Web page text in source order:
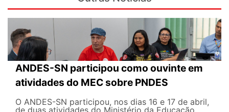
ANDES-SN participou como ouvinte em
atividades do MEC sobre PNDES
O ANDES-SN participou, nos dias 16 e 17 de abril,
de duas atividades do Ministério da Educação